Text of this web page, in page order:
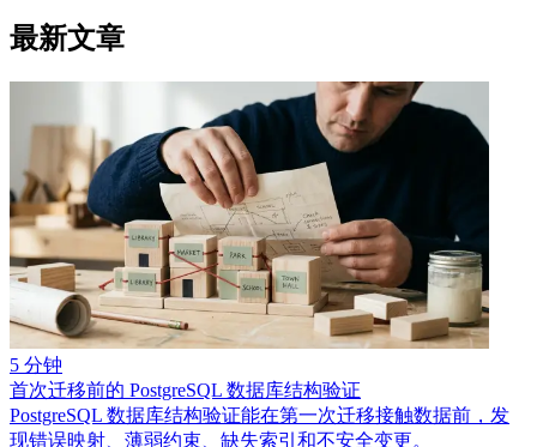
最新文章
5 分钟
首次迁移前的 PostgreSQL 数据库结构验证
PostgreSQL 数据库结构验证能在第一次迁移接触数据前，发
现错误映射、薄弱约束、缺失索引和不安全变更。